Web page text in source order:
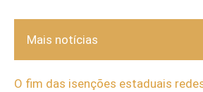
Mais notícias
O fim das isenções estaduais